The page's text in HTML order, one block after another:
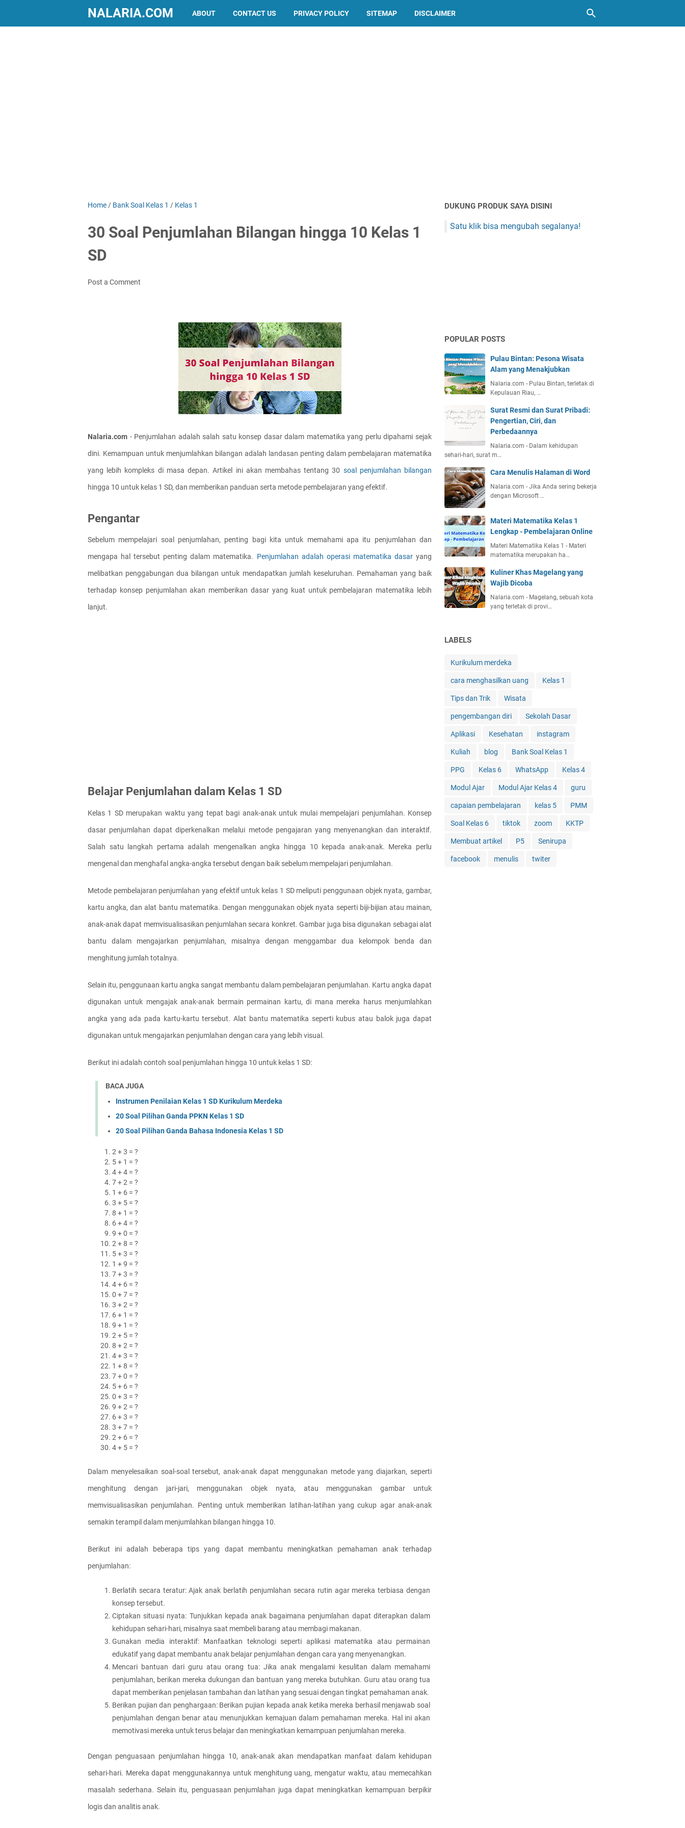
NALARIA.COM ABOUT CONTACT US PRIVACY POLICY SITEMAP DISCLAIMER
Home / Bank Soal Kelas 1 / Kelas 1
30 Soal Penjumlahan Bilangan hingga 10 Kelas 1
SD
Post a Comment
Nalaria.com - Penjumlahan adalah salah satu konsep dasar dalam matematika yang perlu dipahami sejak
dini. Kemampuan untuk menjumlahkan bilangan adalah landasan penting dalam pembelajaran matematika
yang lebih kompleks di masa depan. Artikel ini akan membahas tentang 30 soal penjumlahan bilangan
hingga 10 untuk kelas 1 SD, dan memberikan panduan serta metode pembelajaran yang efektif.
Pengantar
Sebelum mempelajari soal penjumlahan, penting bagi kita untuk memahami apa itu penjumlahan dan
mengapa hal tersebut penting dalam matematika. Penjumlahan adalah operasi matematika dasar yang
melibatkan penggabungan dua bilangan untuk mendapatkan jumlah keseluruhan. Pemahaman yang baik
terhadap konsep penjumlahan akan memberikan dasar yang kuat untuk pembelajaran matematika lebih
lanjut.
Belajar Penjumlahan dalam Kelas 1 SD
Kelas 1 SD merupakan waktu yang tepat bagi anak-anak untuk mulai mempelajari penjumlahan. Konsep
dasar penjumlahan dapat diperkenalkan melalui metode pengajaran yang menyenangkan dan interaktif.
Salah satu langkah pertama adalah mengenalkan angka hingga 10 kepada anak-anak. Mereka perlu
mengenal dan menghafal angka-angka tersebut dengan baik sebelum mempelajari penjumlahan.
Metode pembelajaran penjumlahan yang efektif untuk kelas 1 SD meliputi penggunaan objek nyata, gambar,
kartu angka, dan alat bantu matematika. Dengan menggunakan objek nyata seperti biji-bijian atau mainan,
anak-anak dapat memvisualisasikan penjumlahan secara konkret. Gambar juga bisa digunakan sebagai alat
bantu dalam mengajarkan penjumlahan, misalnya dengan menggambar dua kelompok benda dan
menghitung jumlah totalnya.
Selain itu, penggunaan kartu angka sangat membantu dalam pembelajaran penjumlahan. Kartu angka dapat
digunakan untuk mengajak anak-anak bermain permainan kartu, di mana mereka harus menjumlahkan
angka yang ada pada kartu-kartu tersebut. Alat bantu matematika seperti kubus atau balok juga dapat
digunakan untuk mengajarkan penjumlahan dengan cara yang lebih visual.
Berikut ini adalah contoh soal penjumlahan hingga 10 untuk kelas 1 SD:
BACA JUGA
Instrumen Penilaian Kelas 1 SD Kurikulum Merdeka
20 Soal Pilihan Ganda PPKN Kelas 1 SD
20 Soal Pilihan Ganda Bahasa Indonesia Kelas 1 SD
2 + 3 = ?
5 + 1 = ?
4 + 4 = ?
7 + 2 = ?
1 + 6 = ?
3 + 5 = ?
8 + 1 = ?
6 + 4 = ?
9 + 0 = ?
2 + 8 = ?
5 + 3 = ?
1 + 9 = ?
7 + 3 = ?
4 + 6 = ?
0 + 7 = ?
3 + 2 = ?
6 + 1 = ?
9 + 1 = ?
2 + 5 = ?
8 + 2 = ?
4 + 3 = ?
1 + 8 = ?
7 + 0 = ?
5 + 6 = ?
0 + 3 = ?
9 + 2 = ?
6 + 3 = ?
3 + 7 = ?
2 + 6 = ?
4 + 5 = ?
Dalam menyelesaikan soal-soal tersebut, anak-anak dapat menggunakan metode yang diajarkan, seperti
menghitung dengan jari-jari, menggunakan objek nyata, atau menggunakan gambar untuk
memvisualisasikan penjumlahan. Penting untuk memberikan latihan-latihan yang cukup agar anak-anak
semakin terampil dalam menjumlahkan bilangan hingga 10.
Berikut ini adalah beberapa tips yang dapat membantu meningkatkan pemahaman anak terhadap
penjumlahan:
Berlatih secara teratur: Ajak anak berlatih penjumlahan secara rutin agar mereka terbiasa dengan
konsep tersebut.
Ciptakan situasi nyata: Tunjukkan kepada anak bagaimana penjumlahan dapat diterapkan dalam
kehidupan sehari-hari, misalnya saat membeli barang atau membagi makanan.
Gunakan media interaktif: Manfaatkan teknologi seperti aplikasi matematika atau permainan
edukatif yang dapat membantu anak belajar penjumlahan dengan cara yang menyenangkan.
Mencari bantuan dari guru atau orang tua: Jika anak mengalami kesulitan dalam memahami
penjumlahan, berikan mereka dukungan dan bantuan yang mereka butuhkan. Guru atau orang tua
dapat memberikan penjelasan tambahan dan latihan yang sesuai dengan tingkat pemahaman anak.
Berikan pujian dan penghargaan: Berikan pujian kepada anak ketika mereka berhasil menjawab soal
penjumlahan dengan benar atau menunjukkan kemajuan dalam pemahaman mereka. Hal ini akan
memotivasi mereka untuk terus belajar dan meningkatkan kemampuan penjumlahan mereka.
Dengan penguasaan penjumlahan hingga 10, anak-anak akan mendapatkan manfaat dalam kehidupan
sehari-hari. Mereka dapat menggunakannya untuk menghitung uang, mengatur waktu, atau memecahkan
masalah sederhana. Selain itu, penguasaan penjumlahan juga dapat meningkatkan kemampuan berpikir
logis dan analitis anak.
DUKUNG PRODUK SAYA DISINI
Satu klik bisa mengubah segalanya!
POPULAR POSTS
Pulau Bintan: Pesona Wisata
Alam yang Menakjubkan
Nalaria.com - Pulau Bintan, terletak di
Kepulauan Riau, …
Surat Resmi dan Surat Pribadi:
Pengertian, Ciri, dan
Perbedaannya
Nalaria.com - Dalam kehidupan
sehari-hari, surat m…
Cara Menulis Halaman di Word
Nalaria.com - Jika Anda sering bekerja
dengan Microsoft …
Materi Matematika Kelas 1
Lengkap - Pembelajaran Online
Materi Matematika Kelas 1 - Materi
matematika merupakan ha…
Kuliner Khas Magelang yang
Wajib Dicoba
Nalaria.com - Magelang, sebuah kota
yang terletak di provi…
LABELS
Kurikulum merdeka
cara menghasilkan uang Kelas 1
Tips dan Trik Wisata
pengembangan diri Sekolah Dasar
Aplikasi Kesehatan instagram
Kuliah blog Bank Soal Kelas 1
PPG Kelas 6 WhatsApp Kelas 4
Modul Ajar Modul Ajar Kelas 4 guru
capaian pembelajaran kelas 5 PMM
Soal Kelas 6 tiktok zoom KKTP
Membuat artikel P5 Senirupa
facebook menulis twiter